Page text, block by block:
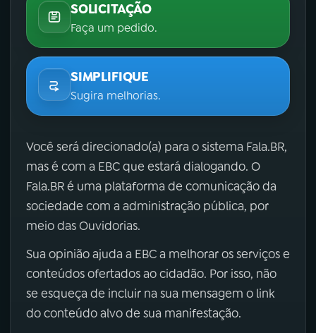
SOLICITAÇÃO
Faça um pedido.
SIMPLIFIQUE
Sugira melhorias.
Você será direcionado(a) para o sistema Fala.BR,
mas é com a EBC que estará dialogando. O
Fala.BR é uma plataforma de comunicação da
sociedade com a administração pública, por
meio das Ouvidorias.
Sua opinião ajuda a EBC a melhorar os serviços e
conteúdos ofertados ao cidadão. Por isso, não
se esqueça de incluir na sua mensagem o link
do conteúdo alvo de sua manifestação.